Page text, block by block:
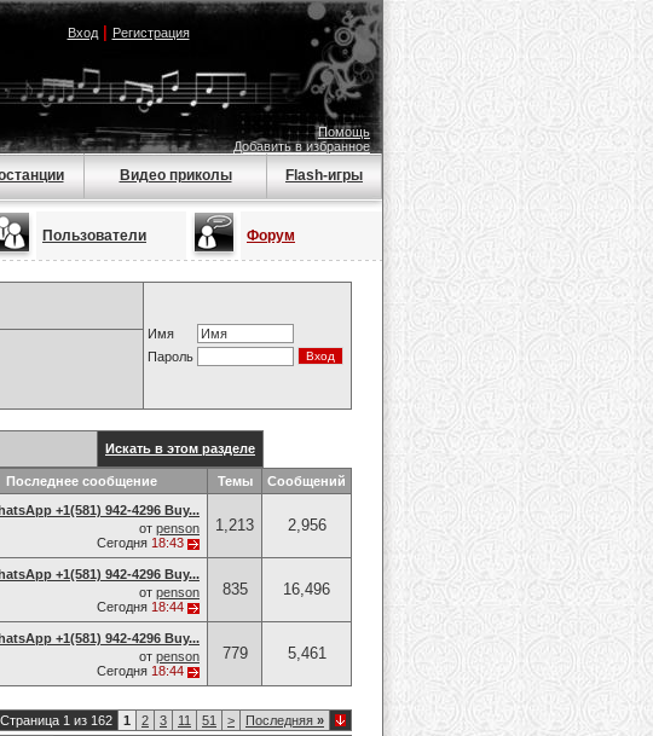
Вход| Регистрация
Помощь
Добавить в избранное
Видео приколы Flash-игры
Пользователи Форум
Имя
Пароль
Искать в этом разделе
Последнее сообщение Темы Сообщений
+1(581) 942-4296 Buy...
от penson
Сегодня 18:43
1,213 2,956
+1(581) 942-4296 Buy...
от penson
Сегодня 18:44
835 16,496
+1(581) 942-4296 Buy...
от penson
Сегодня 18:44
779 5,461
Страница 1 из 162 1 2 3 11 51 > Последняя »